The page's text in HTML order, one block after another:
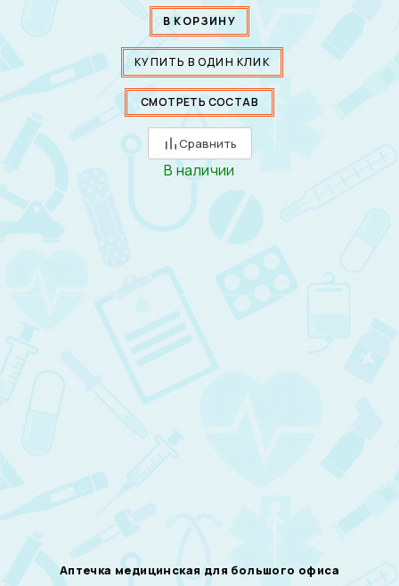
В КОРЗИНУ
КУПИТЬ В ОДИН КЛИК
СМОТРЕТЬ СОСТАВ
Сравнить
В наличии
Аптечка медицинская для большого офиса